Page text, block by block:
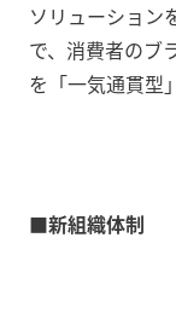
ソリューション
で、消費者のブ
を「一気通貫型
■新組織体制